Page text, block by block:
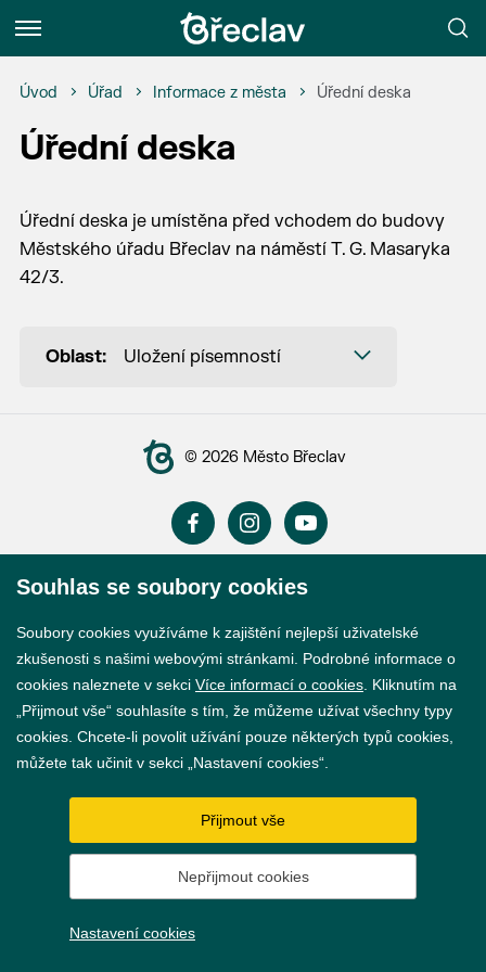
Menu
Úvod Úřad Informace z města Úřední deska
Úřední deska
Úřední deska je umístěna před vchodem do budovy
Městského úřadu Břeclav na náměstí T. G. Masaryka
42/3.
Oblast: Uložení písemností
© 2026 Město Břeclav
Prohlášení o přístupnosti
GDPR
Nastavení cookies
VytvořilwebProgress
Souhlas se soubory cookies
Soubory cookies využíváme k zajištění nejlepší uživatelské
zkušenosti s našimi webovými stránkami. Podrobné informace o
cookies naleznete v sekci Více informací o cookies . Kliknutím na
„Přijmout vše“ souhlasíte s tím, že můžeme užívat všechny typy
cookies. Chcete-li povolit užívání pouze některých typů cookies,
můžete tak učinit v sekci „Nastavení cookies“.
Přijmout vše
Nepřijmout cookies
Nastavení cookies